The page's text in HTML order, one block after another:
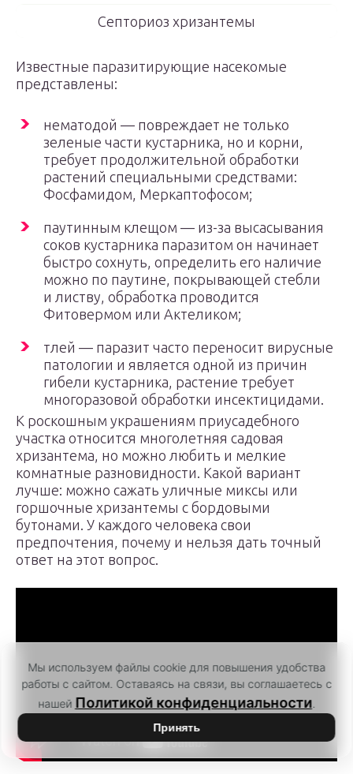
Септориоз хризантемы
Известные паразитирующие насекомые
представлены:
нематодой — повреждает не только
зеленые части кустарника, но и корни,
требует продолжительной обработки
растений специальными средствами:
Фосфамидом, Меркаптофосом;
паутинным клещом — из-за высасывания
соков кустарника паразитом он начинает
быстро сохнуть, определить его наличие
можно по паутине, покрывающей стебли
и листву, обработка проводится
Фитовермом или Актеликом;
тлей — паразит часто переносит вирусные
патологии и является одной из причин
гибели кустарника, растение требует
многоразовой обработки инсектицидами.
К роскошным украшениям приусадебного
участка относится многолетняя садовая
хризантема, но можно любить и мелкие
комнатные разновидности. Какой вариант
лучше: можно сажать уличные миксы или
горшочные хризантемы с бордовыми
бутонами. У каждого человека свои
предпочтения, почему и нельзя дать точный
ответ на этот вопрос.
Мы используем файлы cookie для повышения удобства
работы с сайтом. Оставаясь на связи, вы соглашаетесь с
нашей Политикой конфиденциальности
Принять